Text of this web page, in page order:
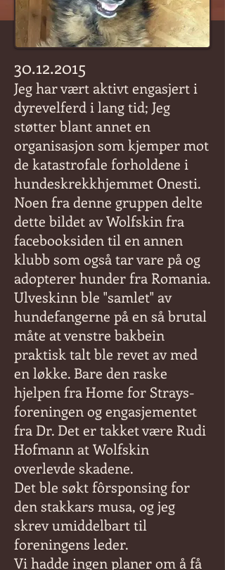
30.12.2015
Jeg har vært aktivt engasjert i
dyrevelferd i lang tid; Jeg
støtter blant annet en
organisasjon som kjemper mot
de katastrofale forholdene i
hundeskrekkhjemmet Onesti.
Noen fra denne gruppen delte
dette bildet av Wolfskin fra
facebooksiden til en annen
klubb som også tar vare på og
adopterer hunder fra Romania.
Ulveskinn ble "samlet" av
hundefangerne på en så brutal
måte at venstre bakbein
praktisk talt ble revet av med
en løkke. Bare den raske
hjelpen fra Home for Strays-
foreningen og engasjementet
fra Dr. Det er takket være Rudi
Hofmann at Wolfskin
overlevde skadene.
Det ble søkt fôrsponsing for
den stakkars musa, og jeg
skrev umiddelbart til
foreningens leder.
Vi hadde ingen planer om å få